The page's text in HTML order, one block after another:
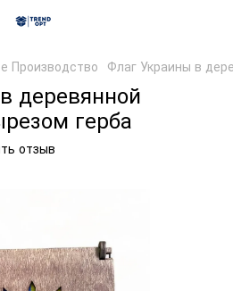
Производство Флаг Украины в
деревянной
герба
отзыв